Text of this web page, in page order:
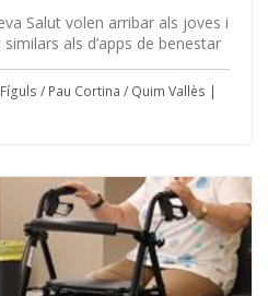
Salut volen arribar als joves i
als d’apps de benestar
/ Pau Cortina / Quim Vallès |